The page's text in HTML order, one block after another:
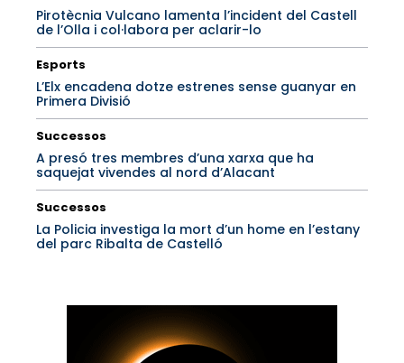
Pirotècnia Vulcano lamenta l’incident del Castell
de l’Olla i col·labora per aclarir-lo
Esports
L’Elx encadena dotze estrenes sense guanyar en
Primera Divisió
Successos
A presó tres membres d’una xarxa que ha
saquejat vivendes al nord d’Alacant
Successos
La Policia investiga la mort d’un home en l’estany
del parc Ribalta de Castelló